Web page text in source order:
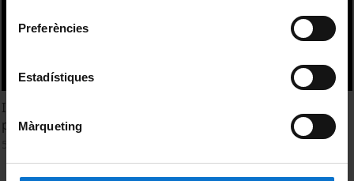
Preferències
Estadístiques
Màrqueting
Inauguración del Congreso Internacional contra la
pobreza infantil